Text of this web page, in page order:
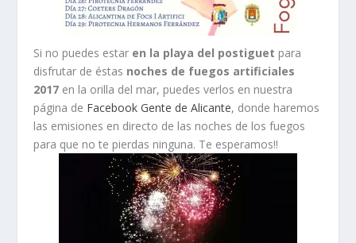
Si no puedes estar en la playa del postiguet para
disfrutar de éstas noches de fuegos artificiales
2017 en la orilla del mar, puedes verlos en nuestra
página de Facebook Gente de Alicante, donde haremos
las emisiones en directo de las noches de los fuegos
para que no te pierdas ninguna. Te esperamos!!